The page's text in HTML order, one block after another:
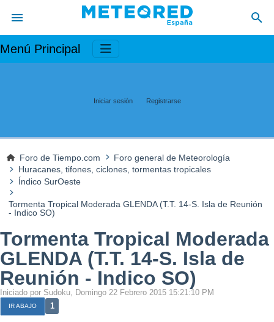
Menú Principal
Iniciar sesión Registrarse
Foro de Tiempo.com
Foro general de Meteorología
Huracanes, tifones, ciclones, tormentas tropicales
Índico SurOeste
Tormenta Tropical Moderada GLENDA (T.T. 14-S. Isla de Reunión
- Indico SO)
Tormenta Tropical Moderada
GLENDA (T.T. 14-S. Isla de
Reunión - Indico SO)
Iniciado por Sudoku, Domingo 22 Febrero 2015 15:21:10 PM
IR ABAJO 1